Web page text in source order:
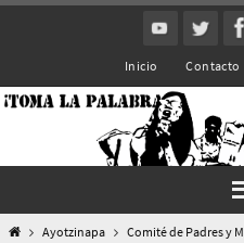
Inicio Contacto
InicioAyotzinapa
Comité de Padres y